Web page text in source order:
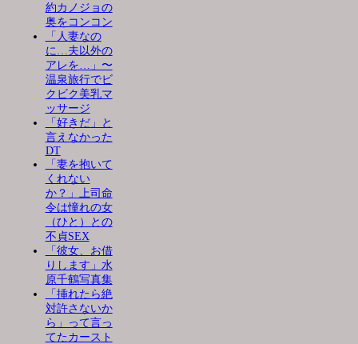
約カノジョの
奥をコンコン
「人妻なの
に…夫以外の
アレを…」〜
温泉旅行でビ
クビク美乳マ
ッサージ
「好きだ」と
言えなかった
DT
「妻を抱いて
くれない
か？」上司命
令は憧れの女
（ひと）との
不貞SEX
「彼女、お借
りします」水
原千鶴写真集
「挿れたら絶
対許さないか
ら」って言っ
てたカースト